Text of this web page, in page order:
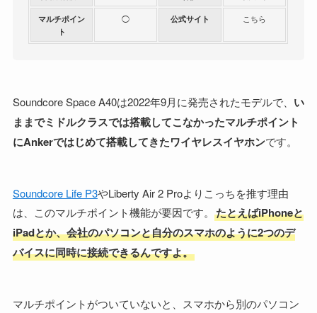
マルチポイン
ト
◯ 公式サイト こちら
Soundcore Space A40は2022年9月に発売されたモデルで、 い
ままでミドルクラスでは搭載してこなかったマルチポイント
にAnkerではじめて搭載してきたワイヤレスイヤホンです。
Soundcore Life P3やLiberty Air 2 Proよりこっちを推す理由
は、このマルチポイント機能が要因です。 たとえばiPhoneと
iPadとか、会社のパソコンと自分のスマホのように2つのデ
バイスに同時に接続できるんですよ。
マルチポイントがついていないと、スマホから別のパソコン